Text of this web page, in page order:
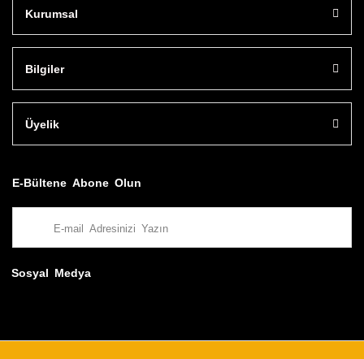
Kurumsal
Bilgiler
Üyelik
E-Bültene Abone Olun
Sosyal Medya